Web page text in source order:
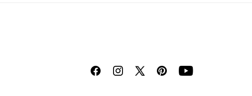
f i p y